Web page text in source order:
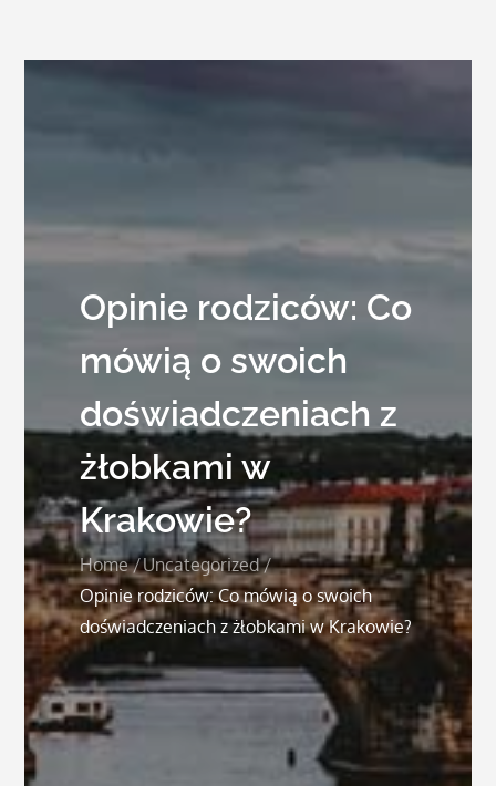
Opinie rodziców: Co
mówią o swoich
doświadczeniach z
żłobkami w
Krakowie?
Home
Uncategorized
Opinie rodziców: Co mówią o swoich
doświadczeniach z żłobkami w Krakowie?